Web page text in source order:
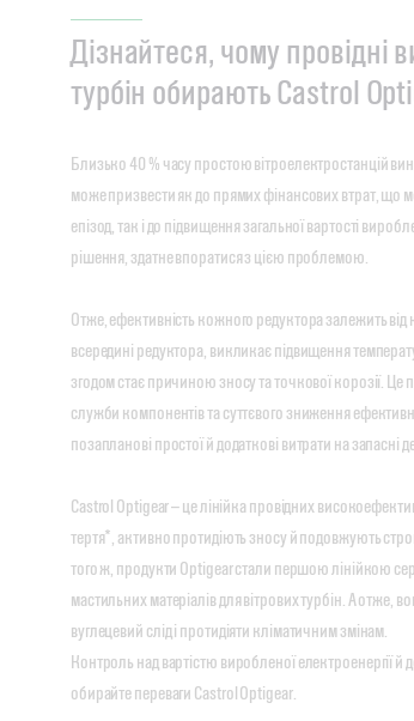
Дізнайтеся, чому провідні
турбін обирають Castrol
Близько 40 % часу простою вітроелектростанцій
може призвести як до прямих фінансових втрат, що
епізод, так і до підвищення загальної вартості
рішення, здатне впоратися з цією проблемою.
Отже, ефективність кожного редуктора залежить
всередині редуктора, викликає підвищення
згодом стає причиною зносу та точкової корозії.
служби компонентів та суттєвого зниження
позапланові простої й додаткові витрати на запасні
Castrol Optigear — це лінійка провідних
тертя*, активно протидіють зносу й подовжують
того ж, продукти Optigear стали першою лінійкою
мастильних матеріалів для вітрових турбін. А отже,
вуглецевий слід і протидіяти кліматичним змінам.
Контроль над вартістю виробленої електроенергії й
обирайте переваги Castrol Optigear.